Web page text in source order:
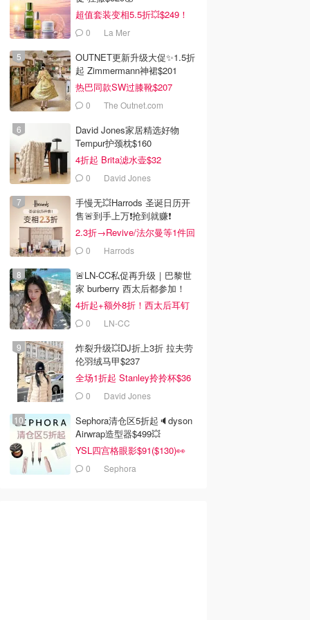
超值套装变相5.5折💥$249！
0 La Mer
OUTNET更新升级大促✨1.5折
起 Zimmermann神裙$201
热巴同款SW过膝靴$207
0 The Outnet.com
David Jones家居精选好物
Tempur护颈枕$160
4折起 Brita滤水壶$32
0 David Jones
手慢无💥Harrods 圣诞日历开
售🚨到手上万❗️抢到就赚❗️
2.3折→Revive/法尔曼等1件回
本！0 Harrods
🚨LN-CC私促再升级｜巴黎世
家 burberry 西太后都参加！
4折起+额外8折！西太后耳钉
$1100 LN-CC
炸裂升级💥DJ折上3折 拉夫劳
伦羽绒马甲$237
全场1折起 Stanley拎拎杯$36
0 David Jones
Sephora清仓区5折起🔈dyson
Airwrap造型器$499💥
YSL四宫格眼影$91($130)👀
0 Sephora